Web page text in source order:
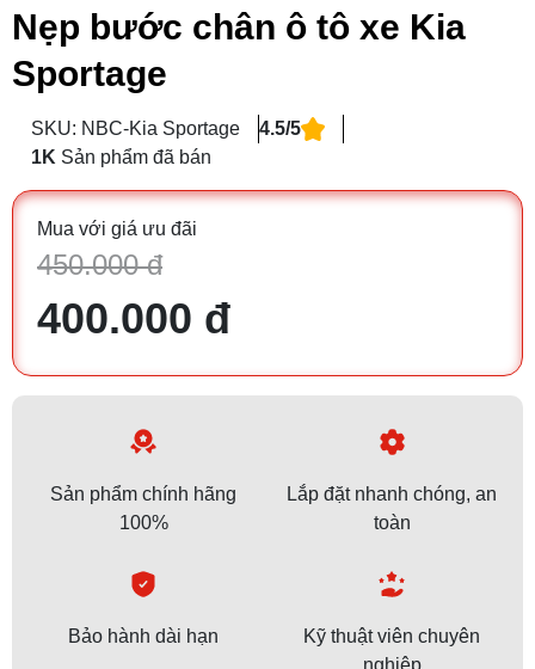
Nẹp bước chân ô tô xe Kia
Sportage
SKU: NBC-Kia Sportage
4.5/5
1K Sản phẩm đã bán
Mua với giá ưu đãi
450.000 đ
400.000 đ
Sản phẩm chính hãng
100%
Lắp đặt nhanh chóng, an
toàn
Bảo hành dài hạn
Kỹ thuật viên chuyên